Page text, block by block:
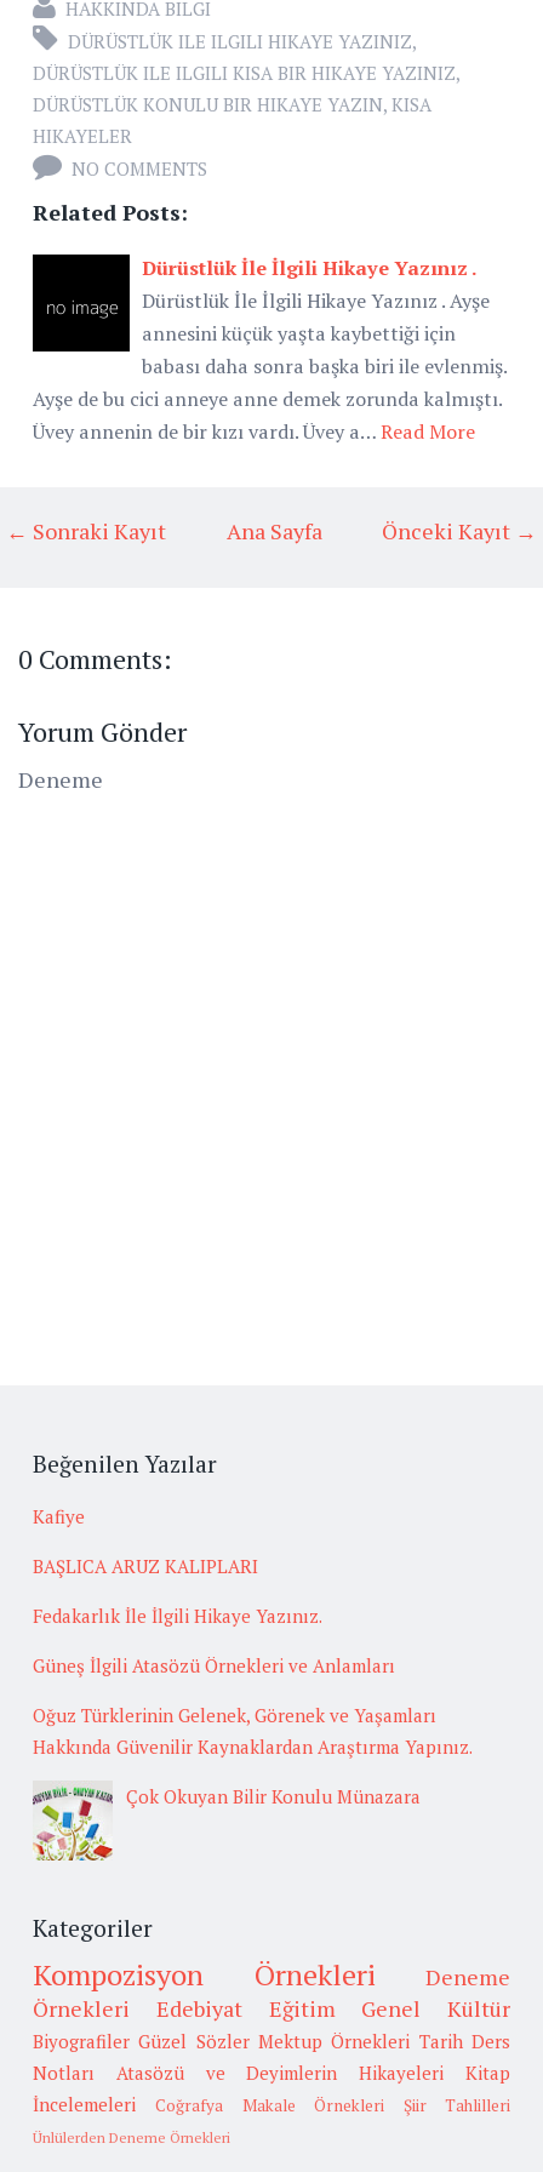
HAKKINDA BILGI
DÜRÜSTLÜK ILE ILGILI HIKAYE YAZINIZ,
DÜRÜSTLÜK ILE ILGILI KISA BIR HIKAYE YAZINIZ,
DÜRÜSTLÜK KONULU BIR HIKAYE YAZIN, KISA
HIKAYELER
NO COMMENTS
Related Posts:
Dürüstlük İle İlgili Hikaye Yazınız .
Dürüstlük İle İlgili Hikaye Yazınız . Ayşe
annesini küçük yaşta kaybettiği için
babası daha sonra başka biri ile evlenmiş.
Ayşe de bu cici anneye anne demek zorunda kalmıştı.
Üvey annenin de bir kızı vardı. Üvey a…Read More
← Sonraki Kayıt Önceki Kayıt →
Ana Sayfa
0 Comments:
Yorum Gönder
Deneme
Beğenilen Yazılar
Kafiye
BAŞLICA ARUZ KALIPLARI
Fedakarlık İle İlgili Hikaye Yazınız.
Güneş İlgili Atasözü Örnekleri ve Anlamları
Oğuz Türklerinin Gelenek, Görenek ve Yaşamları
Hakkında Güvenilir Kaynaklardan Araştırma Yapınız.
Çok Okuyan Bilir Konulu Münazara
Kategoriler
Kompozisyon Örnekleri
Deneme
Örnekleri
Edebiyat Eğitim Genel Kültür
Biyografiler Güzel Sözler Mektup Örnekleri Tarih Ders
Notları
Atasözü ve Deyimlerin Hikayeleri
Kitap
İncelemeleri
Coğrafya Makale Örnekleri Şiir Tahlilleri
Ünlülerden Deneme Örnekleri